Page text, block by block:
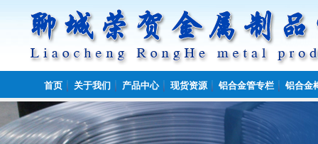
首页 关于我们 产品中心 现货资源 铝合金管专栏 铝合金